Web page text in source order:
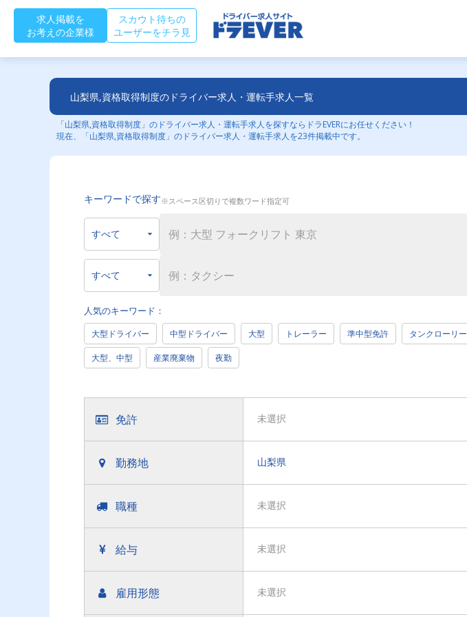
求人掲載を
お考えの企業様
スカウト待ちの
ユーザーをチラ見
山梨県,資格取得制度のドライバー求人・運転手求人一覧
「山梨県,資格取得制度」のドライバー求人・運転手求人を探すならドラEVERにお任せください！
現在、「山梨県,資格取得制度」のドライバー求人・運転手求人を23件掲載中です。
キーワードで探す※スペース区切りで複数ワード指定可
人気のキーワード：
大型ドライバー 中型ドライバー 大型 トレーラー 準中型免許 タンクローリー
大型、中型 産業廃棄物 夜勤
免許 未選択
勤務地 山梨県
職種 未選択
給与 未選択
雇用形態 未選択